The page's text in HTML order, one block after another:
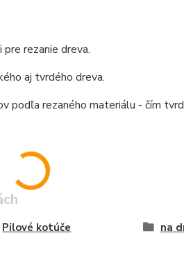
rezanie dreva.
aj tvrdého dreva.
podľa rezaného materiálu - čím
Pilové kotúče na